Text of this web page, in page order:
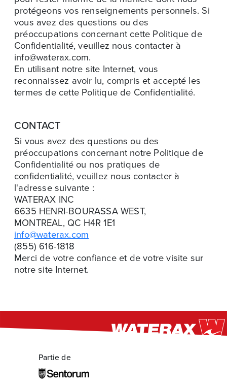
protégeons vos renseignements personnels. Si
vous avez des questions ou des
préoccupations concernant cette Politique de
Confidentialité, veuillez nous contacter à
info@waterax.com.
En utilisant notre site Internet, vous
reconnaissez avoir lu, compris et accepté les
termes de cette Politique de Confidentialité.
CONTACT
Si vous avez des questions ou des
préoccupations concernant notre Politique de
Confidentialité ou nos pratiques de
confidentialité, veuillez nous contacter à
l'adresse suivante :
WATERAX INC
6635 HENRI-BOURASSA WEST,
MONTREAL, QC H4R 1E1
info@waterax.com
(855) 616-1818
Merci de votre confiance et de votre visite sur
notre site Internet.
Partie de